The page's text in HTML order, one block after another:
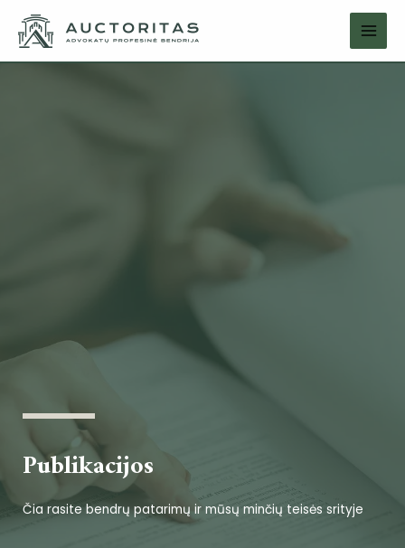
Publikacijos
Čia rasite bendrų patarimų ir mūsų minčių teisės srityje